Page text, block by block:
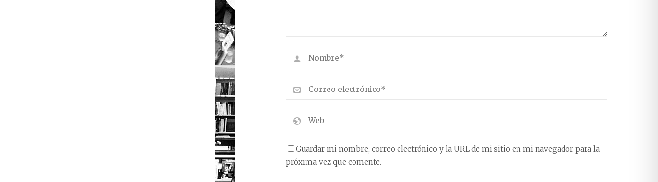
Guardar mi nombre, correo electrónico y la URL de mi sitio en mi navegador para la
próxima vez que comente.